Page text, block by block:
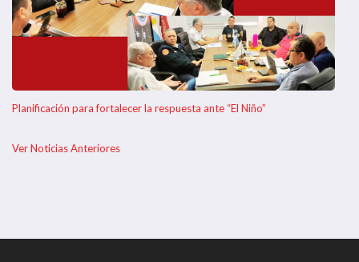
Planificación para fortalecer la respuesta ante “El Niño”
Ver Noticias Anteriores